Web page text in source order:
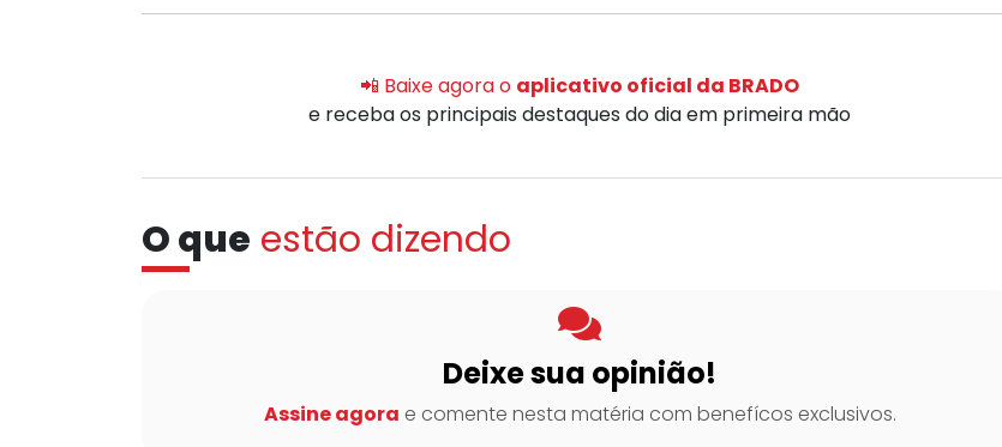
📲 Baixe agora o aplicativo oficial da BRADO
e receba os principais destaques do dia em primeira mão
O que estão dizendo
Deixe sua opinião!
Assine agora e comente nesta matéria com benefícos exclusivos.